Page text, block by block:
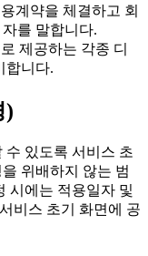
계약을 체결하고 회
를 말합니다.
제공하는 각종 디
합니다.
)
수 있도록 서비스 초
위배하지 않는 범
시에는 적용일자 및
비스 초기 화면에 공